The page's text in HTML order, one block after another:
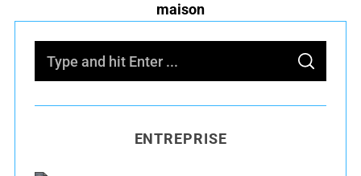
maison
S
A
C
ENTREPRISE